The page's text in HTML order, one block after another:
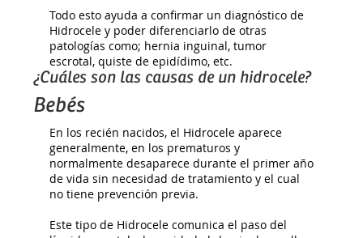
Todo esto ayuda a confirmar un diagnóstico de
Hidrocele y poder diferenciarlo de otras
patologías como; hernia inguinal, tumor
escrotal, quiste de epidídimo, etc.
¿Cuáles son las causas de un hidrocele?
Bebés
En los recién nacidos, el Hidrocele aparece
generalmente, en los prematuros y
normalmente desaparece durante el primer año
de vida sin necesidad de tratamiento y el cual
no tiene prevención previa.
Este tipo de Hidrocele comunica el paso del